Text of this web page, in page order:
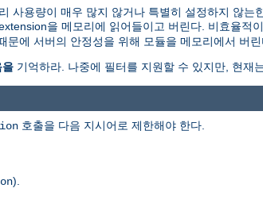
사용량이 매우 많지 않거나 특별히 설정하지 않는
을 메모리에 읽어들이고 버린다. 비효율적
에 서버의 안정성을 위해 모듈을 메모리에서 버린
을 기억하라. 나중에 필터를 지원할 수 있지만, 현재
호출을 다음 지시어로 제한해야 한다.
).